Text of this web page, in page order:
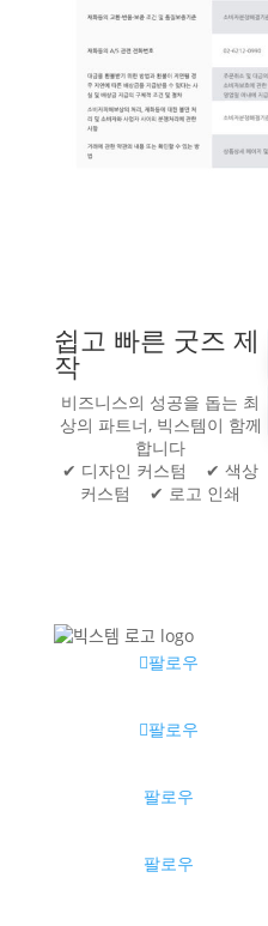
쉽고 빠른 굿즈 제
작
비즈니스의 성공을 돕는 최
상의 파트너, 빅스템이 함께
합니다
✔ 디자인 커스텀 ✔ 색상
커스텀 ✔ 로고 인쇄
팔로우
팔로우
팔로우
팔로우